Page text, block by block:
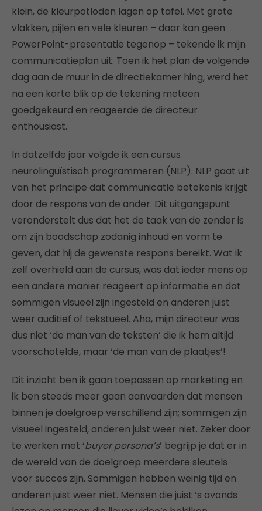
klein, de kleurpotloden lagen op tafel. Met grote
vlakken, pijlen en vele kleuren – daar kan geen
PowerPoint-presentatie tegenop – tekende ik mijn
communicatieplan uit. Toen ik het plan de volgende
dag aan de muur in de directiekamer hing, werd het
na een korte blik op de tekening meteen
goedgekeurd en reageerde de directeur
enthousiast.
In datzelfde jaar volgde ik een cursus
neurolinguïstisch programmeren (NLP). NLP gaat uit
van het principe dat communicatie betekenis krijgt
door de respons van de ander. Dit uitgangspunt
veronderstelt dus dat het de taak van de zender is
om zijn boodschap zodanig inhoud en vorm te
geven, dat hij de gewenste respons bereikt. Wat ik
zelf overhield aan de cursus, was dat ieder mens op
een andere manier reageert op informatie en dat
sommigen visueel zijn ingesteld en anderen juist
weer auditief of tekstueel. Aha, mijn directeur was
dus niet ‘de man van de teksten’ die ik hem altijd
voorschotelde, maar ‘de man van de plaatjes’!
Dit inzicht ben ik gaan toepassen op marketing en
ik ben steeds meer gaan aanvaarden dat mensen
binnen je doelgroep verschillend zijn; sommigen zijn
visueel ingesteld, anderen juist weer niet. Zeker door
te werken met ‘buyer persona’s’ begrijp je dat er in
de wereld van de doelgroep meerdere sleutels
voor succes zijn. Sommigen hebben weinig tijd en
anderen juist weer niet. Mensen die juist ‘s avonds